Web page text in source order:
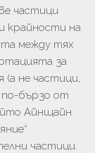
частици
крайности на
между тях
за
(а не частици,
бързо от
Айнщайн
частици.